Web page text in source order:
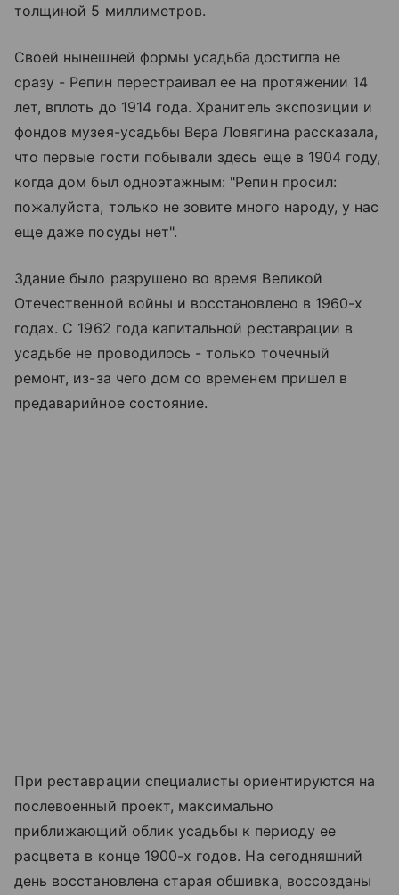
толщиной 5 миллиметров.
Своей нынешней формы усадьба достигла не
сразу - Репин перестраивал ее на протяжении 14
лет, вплоть до 1914 года. Хранитель экспозиции и
фондов музея-усадьбы Вера Ловягина рассказала,
что первые гости побывали здесь еще в 1904 году,
когда дом был одноэтажным: "Репин просил:
пожалуйста, только не зовите много народу, у нас
еще даже посуды нет".
Здание было разрушено во время Великой
Отечественной войны и восстановлено в 1960-х
годах. С 1962 года капитальной реставрации в
усадьбе не проводилось - только точечный
ремонт, из-за чего дом со временем пришел в
предаварийное состояние.
При реставрации специалисты ориентируются на
послевоенный проект, максимально
приближающий облик усадьбы к периоду ее
расцвета в конце 1900-х годов. На сегодняшний
день восстановлена старая обшивка, воссозданы